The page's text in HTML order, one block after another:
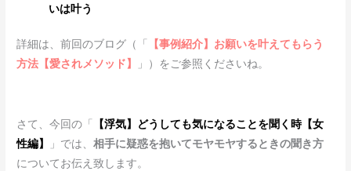
いは叶う
詳細は、前回のブログ（「 【事例紹介】お願いを叶えてもらう
方法【愛されメソッド】
」）をご参照くださいね。
さて、今回の「
【浮気】どうしても気になることを聞く時【女
性編】
」では、相手に疑惑を抱いてモヤモヤするときの聞き方
についてお伝え致します。